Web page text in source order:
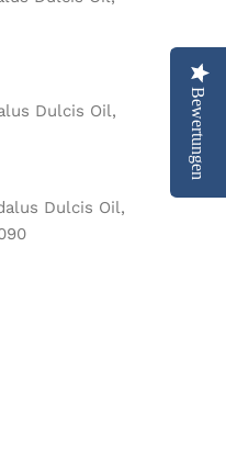
Dulcis Oil,
Dulcis Oil,
Bewertungen